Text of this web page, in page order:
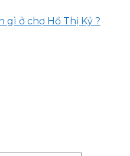
gì ở chợ Hồ Thị Kỷ ?